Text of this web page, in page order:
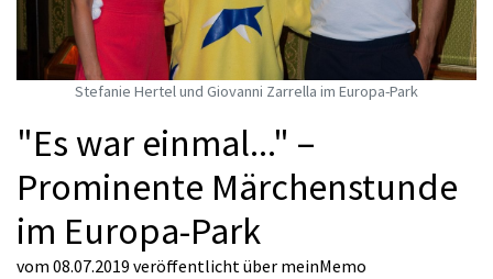
Stefanie Hertel und Giovanni Zarrella im Europa-Park
"Es war einmal..." –
Prominente Märchenstunde
im Europa-Park
vom 08.07.2019 veröffentlicht über meinMemo